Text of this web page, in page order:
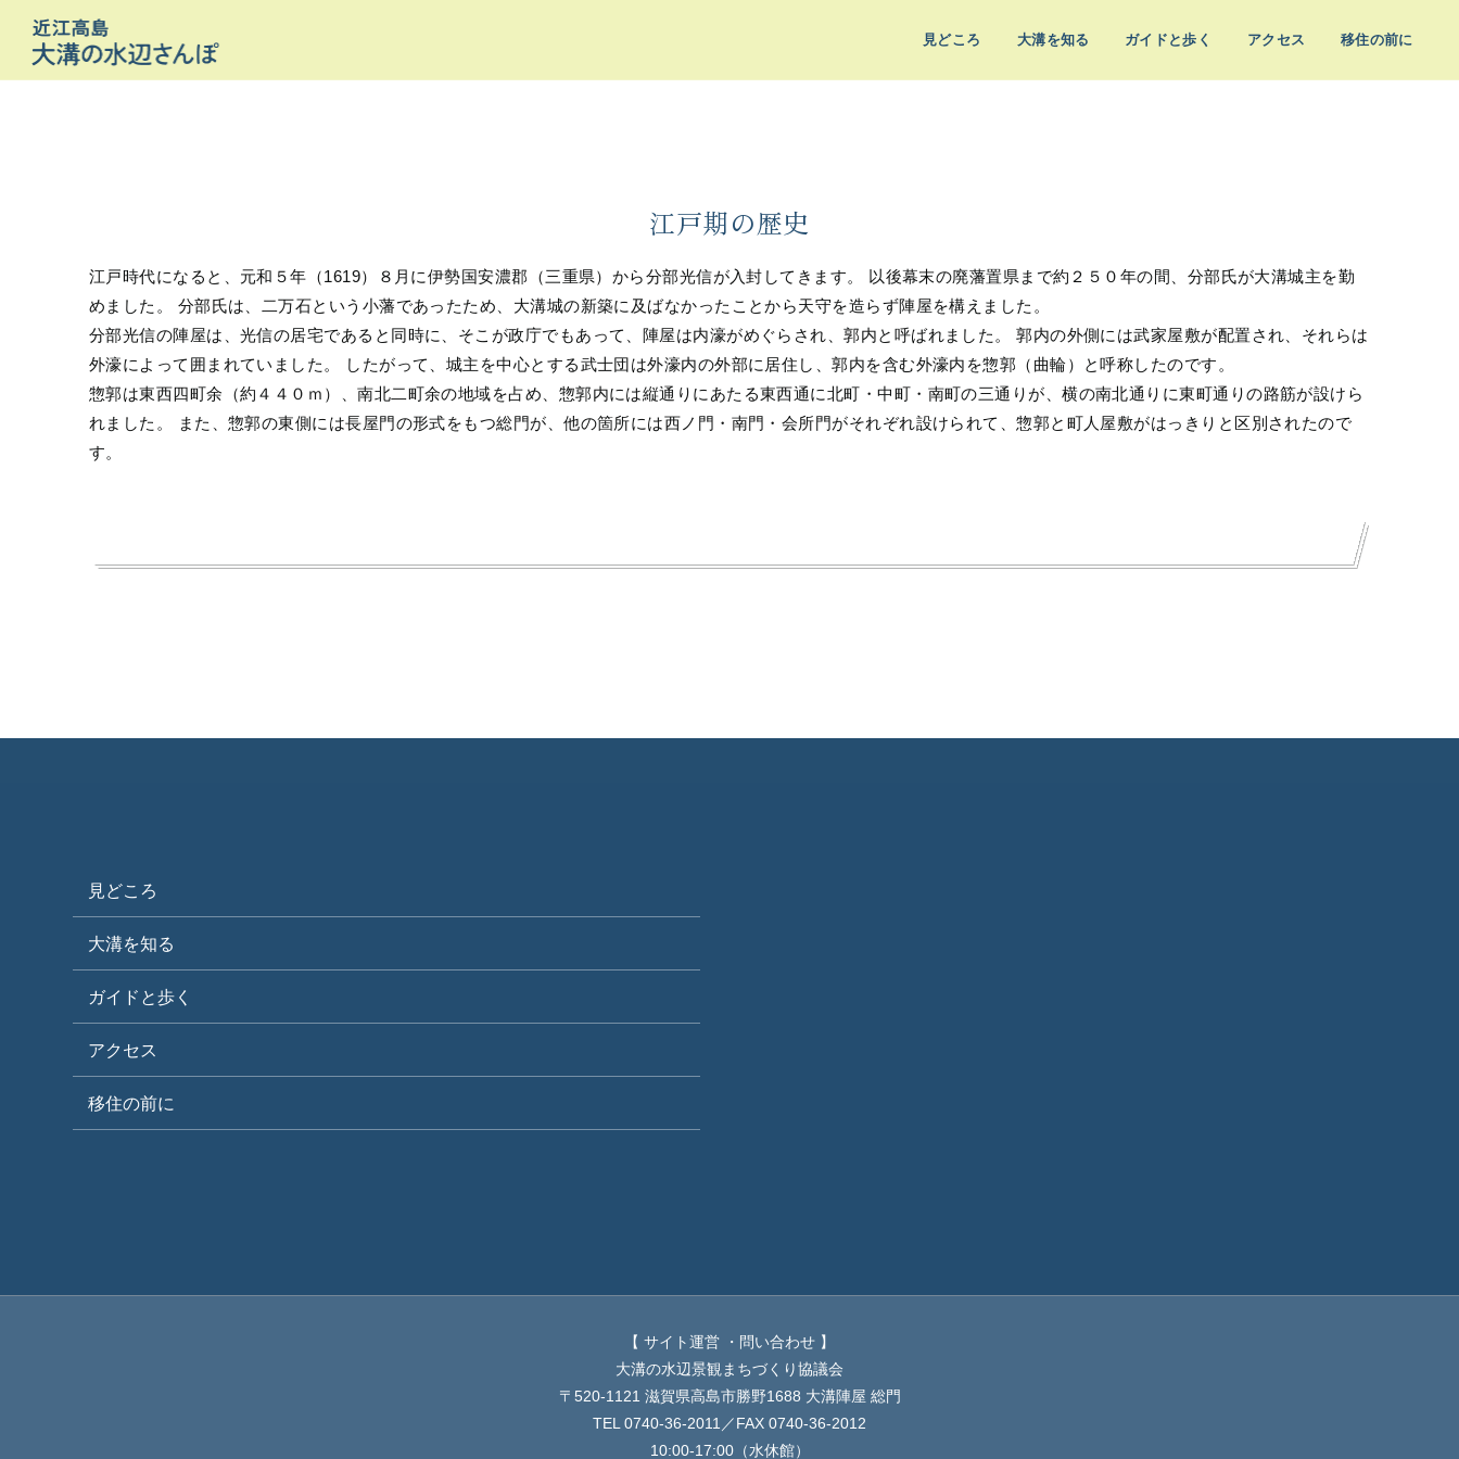
見どころ 大溝を知る ガイドと歩く アクセス 移住の前に
江戸期の歴史
江戸時代になると、元和５年（1619）８月に伊勢国安濃郡（三重県）から分部光信が入封してきます。 以後幕末の廃藩置県まで約２５０年の間、分部氏が大溝城主を勤
めました。 分部氏は、二万石という小藩であったため、大溝城の新築に及ばなかったことから天守を造らず陣屋を構えました。
分部光信の陣屋は、光信の居宅であると同時に、そこが政庁でもあって、陣屋は内濠がめぐらされ、郭内と呼ばれました。 郭内の外側には武家屋敷が配置され、それらは
外濠によって囲まれていました。 したがって、城主を中心とする武士団は外濠内の外部に居住し、郭内を含む外濠内を惣郭（曲輪）と呼称したのです。
惣郭は東西四町余（約４４０ｍ）、南北二町余の地域を占め、惣郭内には縦通りにあたる東西通に北町・中町・南町の三通りが、横の南北通りに東町通りの路筋が設けら
れました。 また、惣郭の東側には長屋門の形式をもつ総門が、他の箇所には西ノ門・南門・会所門がそれぞれ設けられて、惣郭と町人屋敷がはっきりと区別されたので
す。
見どころ
大溝を知る
ガイドと歩く
アクセス
移住の前に
【 サイト運営 ・問い合わせ 】
大溝の水辺景観まちづくり協議会
〒520-1121 滋賀県高島市勝野1688 大溝陣屋 総門
TEL 0740-36-2011／FAX 0740-36-2012
10:00-17:00（水休館）